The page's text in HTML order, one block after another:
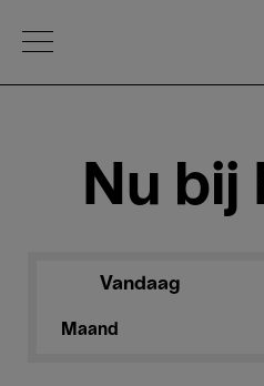
Open Menu
Nu bij
Vandaag
Maand